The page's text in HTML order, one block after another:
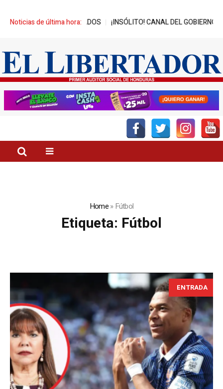
Noticias de última hora:
¡INSÓLITO! CANAL DEL GOBIERNO PROMUEVE ZEDE
Home»Fútbol
Etiqueta: Fútbol
ENTRADA